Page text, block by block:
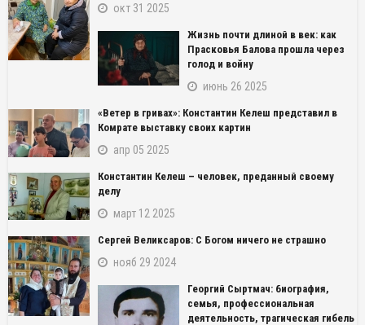
окт 31 2025
Жизнь почти длиной в век: как
Прасковья Балова прошла через
голод и войну
июнь 26 2025
«Ветер в гривах»: Константин Келеш представил в
Комрате выставку своих картин
апр 05 2025
Константин Келеш – человек, преданный своему
делу
март 12 2025
Сергей Великсаров: С Богом ничего не страшно
нояб 29 2024
Георгий Сыртмач: биография,
семья, профессиональная
деятельность, трагическая гибель